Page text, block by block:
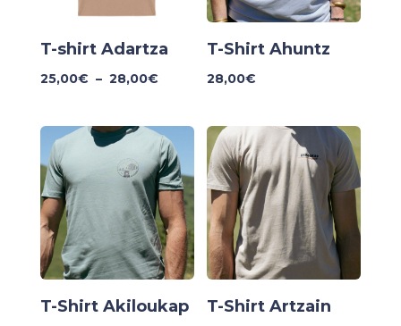
T-shirt Adartza
25,00€ – 28,00€Plage
25,00€
à
28,00€
T-Shirt Ahuntz
28,00€
T-Shirt Akiloukap T-Shirt Artzain